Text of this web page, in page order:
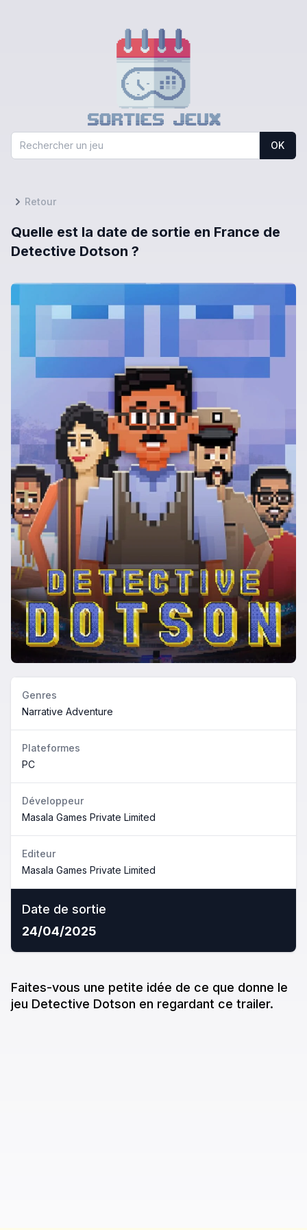
OK
Retour
Quelle est la date de sortie en France de
Detective Dotson ?
Genres
Narrative Adventure
Plateformes
PC
Développeur
Masala Games Private Limited
Editeur
Masala Games Private Limited
Date de sortie
24/04/2025
Faites-vous une petite idée de ce que donne le
jeu Detective Dotson en regardant ce trailer.